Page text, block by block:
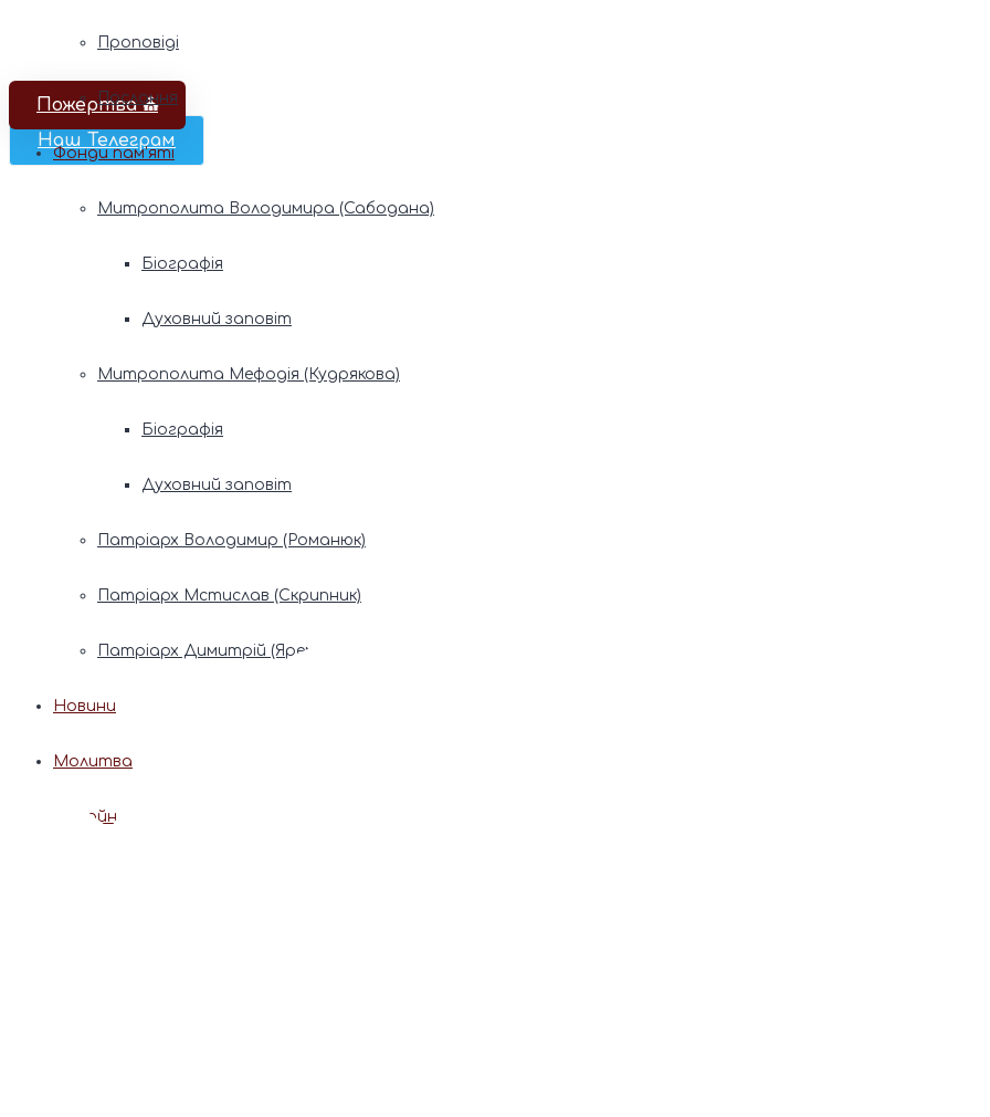
Наш Телеграм
Пожертва ⛪️
Проповіді
Послання
Фонди пам’яті
Митрополита Володимира (Сабодана)
Біографія
Духовний заповіт
Митрополита Мефодія (Кудрякова)
Біографія
Духовний заповіт
Патріарх Володимир (Романюк)
Патріарх Мстислав (Скрипник)
Патріарх Димитрій (Ярема)
Новини
Молитва
Онлайн послуги